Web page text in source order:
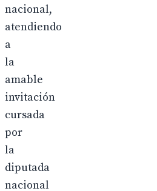
nacional,
atendiendo
a
la
amable
invitación
cursada
por
la
diputada
nacional